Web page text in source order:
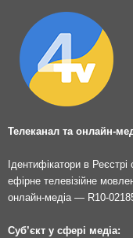
Телеканал та онлайн-
Ідентифікатори в Реєстрі
ефірне телевізійне
онлайн-медіа — R10-
Суб’єкт у сфері медіа: